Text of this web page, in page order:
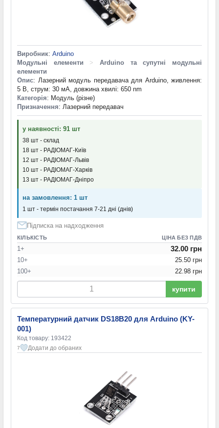
Виробник: Arduino
Модульні елементи
>
Arduino та супутні модульні
елементи
Опис: Лазерний модуль передавача для Arduino, живлення:
5 В, струм: 30 мА, довжина хвилі: 650 nm
Категорія: Модуль (різне)
Призначення: Лазерний передавач
у наявності: 91 шт
38 шт - склад
18 шт - РАДІОМАГ-Київ
12 шт - РАДІОМАГ-Львів
10 шт - РАДІОМАГ-Харків
13 шт - РАДІОМАГ-Дніпро
на замовлення: 1 шт
1 шт - термін постачання 7-21 дні (днів)
Підписка на надходження
КІЛЬКІСТЬ ЦІНА БЕЗ ПДВ
1+ 32.00 грн
10+
25.50 грн
100+
22.98 грн
купити
Температурний датчик DS18B20 для Arduino (KY-
001)
Код товару: 193422
7 Додати до обраних